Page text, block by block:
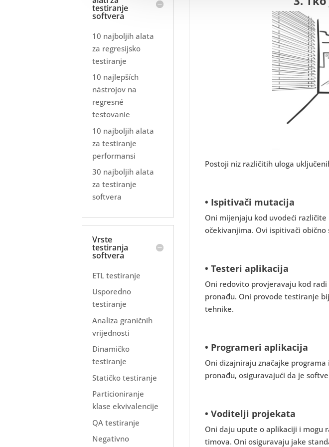
Postoji niz različitih uloga
• Ispitivači mutacija
Oni mijenjaju kod uvodeći
očekivanjima. Ovi ispitivači
• Testeri aplikacija
Oni redovito provjeravaju kod
pronađu. Oni provode testiranje
tehnike.
• Programeri aplikacija
Oni dizajniraju značajke
pronađu, osiguravajući da je
• Voditelji projekata
Oni daju upute o aplikaciji i mogu
timova. Oni osiguravaju jake
testiranje
softvera
10 najboljih alata
za regresijsko
testiranje
10 najlepších
nástrojov na
regresné
testovanie
10 najboljih alata
za testiranje
performansi
30 najboljih alata
za testiranje
softvera
Vrste
testiranja
softvera
ETL testiranje
Usporedno
testiranje
Analiza graničnih
vrijednosti
Dinamičko
testiranje
Statičko testiranje
Particioniranje
klase ekvivalencije
QA testiranje
Negativno